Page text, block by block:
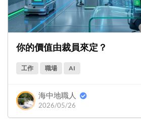
你的價值由裁員來定？
工作 職場 AI
海中地職人
2026/05/26